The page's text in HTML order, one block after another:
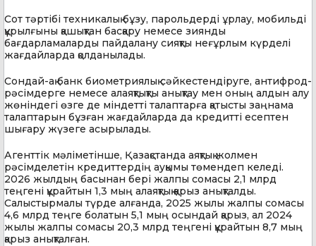
Сот тәртібі техникалық бұзу, парольдерді ұрлау, мобильді
құрылғыны қашықтан басқару немесе зиянды
бағдарламаларды пайдалану сияқты неғұрлым күрделі
жағдайларда қолданылады.
Сондай-ақ банк биометриялық сәйкестендіруге, антифрод-
рәсімдерге немесе алаяқтықты анықтау мен оның алдын алу
жөніндегі өзге де міндетті талаптарға қатысты заңнама
талаптарын бұзған жағдайларда да кредитті есептен
шығару жүзеге асырылады.
Агенттік мәліметінше, Қазақстанда аяқтық жолмен
рәсімделетін кредиттердің ауқымы төмендеп келеді.
2026 жылдың басынан бері жалпы сомасы 2,1 млрд
теңгені құрайтын 1,3 мың алаяқтық қарыз анықталды.
Салыстырмалы түрде алғанда, 2025 жылы жалпы сомасы
4,6 млрд теңге болатын 5,1 мың осындай қарыз, ал 2024
жылы жалпы сомасы 20,3 млрд теңгені құрайтын 8,7 мың
қарыз анықталған.